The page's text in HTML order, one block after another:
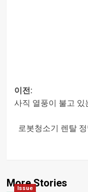
내비게이
이전:
사직 열풍이 불고 있
로봇청소기 렌탈
More Stories
Issue